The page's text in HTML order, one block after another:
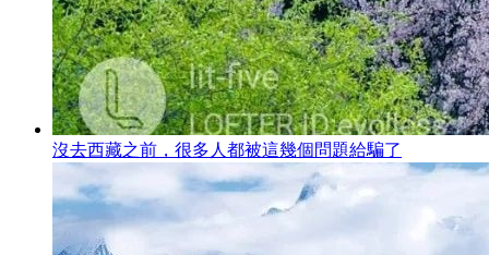
沒去西藏之前，很多人都被這幾個問題給騙了